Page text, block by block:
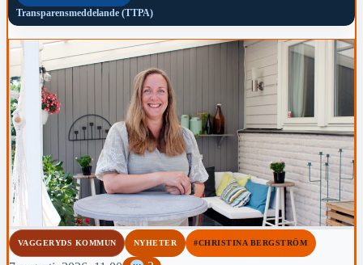
Transparensmeddelande (TTPA)
VAGGERYDS KOMMUN NYHETER #CHRISTINA BERGSTRÖM